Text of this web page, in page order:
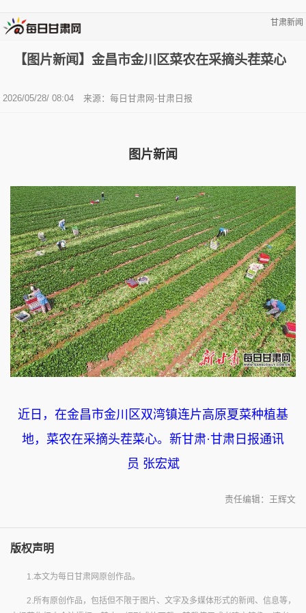
甘肃新闻
【图片新闻】金昌市金川区菜农在采摘头茬菜心
2026/05/28/ 08:04 来源：每日甘肃网-甘肃日报
图片新闻
近日，在金昌市金川区双湾镇连片高原夏菜种植基
地，菜农在采摘头茬菜心。新甘肃·甘肃日报通讯
员 张宏斌
责任编辑：王辉文
版权声明
1.本文为每日甘肃网原创作品。
2.所有原创作品，包括但不限于图片、文字及多媒体形式的新闻、信息等，